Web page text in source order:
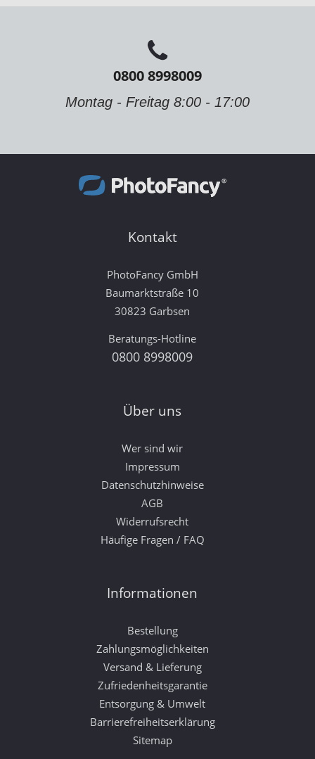
0800 8998009
Montag - Freitag 8:00 - 17:00
Kontakt
PhotoFancy GmbH
Baumarktstraße 10
30823 Garbsen
Beratungs-Hotline
0800 8998009
Über uns
Wer sind wir
Impressum
Datenschutzhinweise
AGB
Widerrufsrecht
Häufige Fragen / FAQ
Informationen
Bestellung
Zahlungsmöglichkeiten
Versand & Lieferung
Zufriedenheitsgarantie
Entsorgung & Umwelt
Barrierefreiheitserklärung
Sitemap